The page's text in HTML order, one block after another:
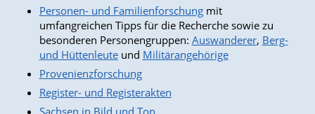
Personen- und Familienforschungmit
umfangreichen Tipps für die Recherche sowie zu
besonderen Personengruppen: Auswanderer, Berg-
und Hüttenleuteund Militärangehörige
Provenienzforschung
Register- und Registerakten